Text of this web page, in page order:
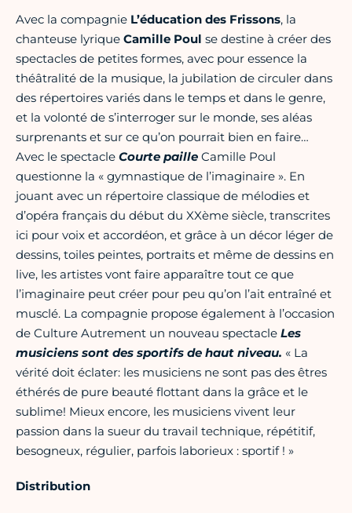
Avec la compagnie L’éducation des Frissons, la
chanteuse lyrique Camille Poul se destine à créer des
spectacles de petites formes, avec pour essence la
théâtralité de la musique, la jubilation de circuler dans
des répertoires variés dans le temps et dans le genre,
et la volonté de s’interroger sur le monde, ses aléas
surprenants et sur ce qu’on pourrait bien en faire…
Avec le spectacle Courte paille Camille Poul
questionne la « gymnastique de l’imaginaire ». En
jouant avec un répertoire classique de mélodies et
d’opéra français du début du XXème siècle, transcrites
ici pour voix et accordéon, et grâce à un décor léger de
dessins, toiles peintes, portraits et même de dessins en
live, les artistes vont faire apparaître tout ce que
l’imaginaire peut créer pour peu qu’on l’ait entraîné et
musclé. La compagnie propose également à l’occasion
de Culture Autrement un nouveau spectacle Les
musiciens sont des sportifs de haut niveau. « La
vérité doit éclater: les musiciens ne sont pas des êtres
éthérés de pure beauté flottant dans la grâce et le
sublime! Mieux encore, les musiciens vivent leur
passion dans la sueur du travail technique, répétitif,
besogneux, régulier, parfois laborieux : sportif ! »
Distribution